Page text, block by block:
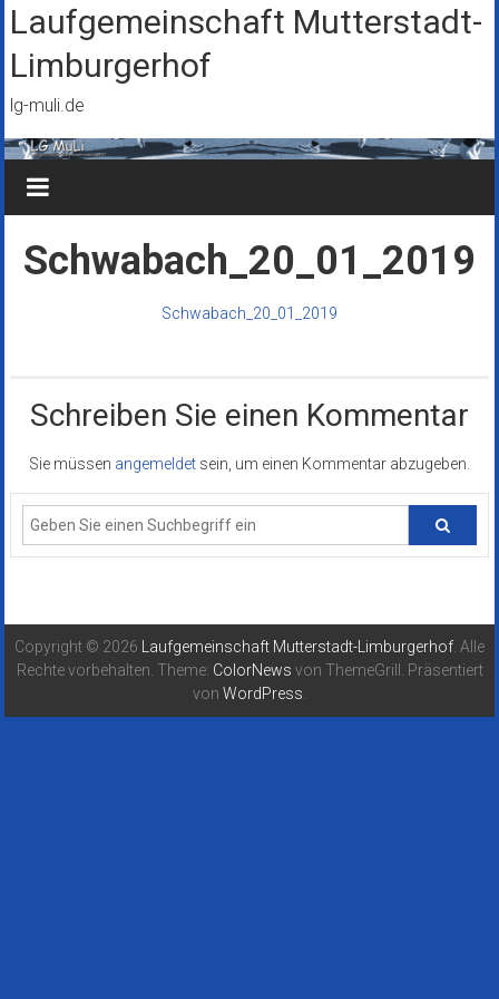
Zum
Inhalt
springen
Laufgemeinschaft Mutterstadt-
Limburgerhof
lg-muli.de
Schwabach_20_01_2019
Schwabach_20_01_2019
Schreiben Sie einen Kommentar
Sie müssen angemeldet sein, um einen Kommentar abzugeben.
Copyright © 2026 Laufgemeinschaft Mutterstadt-Limburgerhof . Alle
Rechte vorbehalten. Theme: ColorNews von ThemeGrill. Präsentiert
von WordPress